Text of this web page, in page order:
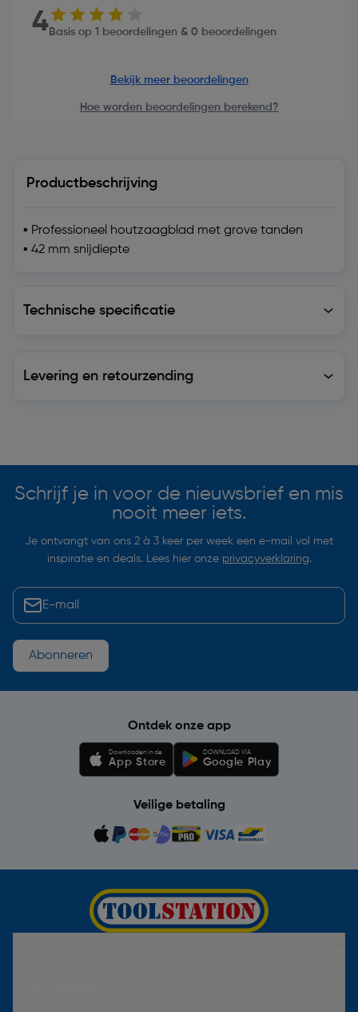
4Basis op 1 beoordelingen & 0 beoordelingen
Bekijk meer beoordelingen
Hoe worden beoordelingen berekend?
Productbeschrijving
▪ Professioneel houtzaagblad met grove tanden
▪ 42 mm snijdiepte
Technische specificatie
Levering en retourzending
Schrijf je in voor de nieuwsbrief en mis
nooit meer iets.
Je ontvangt van ons 2 à 3 keer per week een e-mail vol met
inspiratie en deals. Lees hier onze privacyverklaring.
Abonneren
Ontdek onze app
Downloaden in de
App Store
DOWNLOAD VIA
Google Play
Veilige betaling